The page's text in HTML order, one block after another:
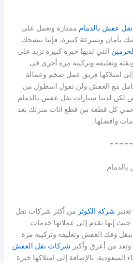
عفش بالدمام ممتازة وتعمل على
بأمان وبسرعة كبيرة، فإننا ننصحك
التي لديها خبرة كبيرة تزيد على
وتغليفه وتركيبه مرة أخرى في
إلى امتلاكها فريق عمل ضخم وعمالة
مع العفش ولن نقول اسطول من
لكن لدينا سيارات نقل عفش بالدمام
كل قطعة من قطع اثاث منزلك بعد
وافضلها.
تعتبر شركة الكوثر من أكثر شركات نقل
إنها تقدم إلى عملائها خدمات
وفك العفش وتغليفه وتركيبه مرة
من أعرق وأكبر شركات نقل العفش
السعودية، بالإضافة إلى امتلاكها خبرة